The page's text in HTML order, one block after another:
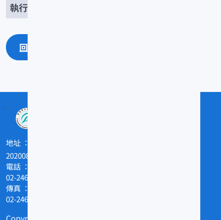
回上一頁
:::
地址
202008基隆市和一路199號
電話
02-24622101
傳真
02-24629388